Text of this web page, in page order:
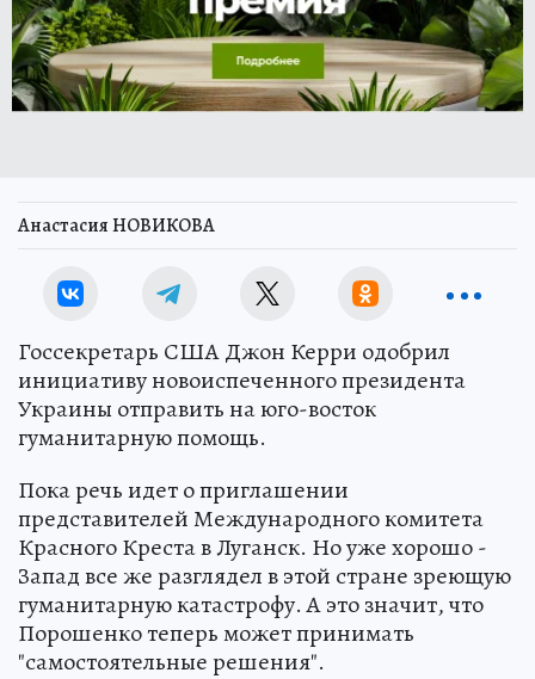
Анастасия НОВИКОВА
Госсекретарь США Джон Керри одобрил
инициативу новоиспеченного президента
Украины отправить на юго-восток
гуманитарную помощь.
Пока речь идет о приглашении
представителей Международного комитета
Красного Креста в Луганск. Но уже хорошо -
Запад все же разглядел в этой стране зреющую
гуманитарную катастрофу. А это значит, что
Порошенко теперь может принимать
"самостоятельные решения".